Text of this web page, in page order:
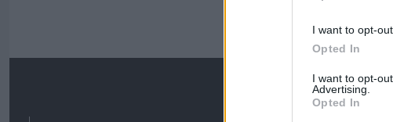
I want to opt-
Opted In
I want to opt-
Advertising.
Opted In